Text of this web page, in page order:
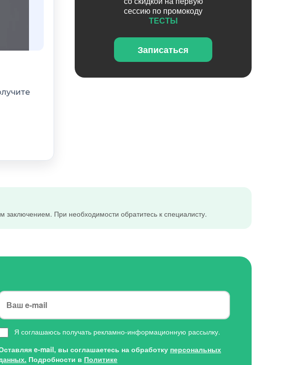
сессию по промокоду
ТЕСТЫ
Записаться
заключением. При необходимости обратитесь к специалисту.
Я соглашаюсь получать рекламно-информационную рассылку.
e-mail, вы соглашаетесь на обработку персональных
Подробности в Политике